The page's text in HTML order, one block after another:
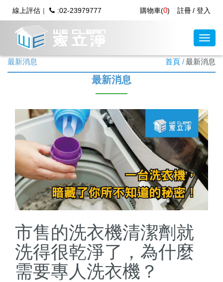
線上評估 :02-23979777 註冊 登入
購物車(0)
最新消息 首頁 最新消息
最新消息
市售的洗衣機清潔劑就
洗得很乾淨了，為什麼
需要專人洗衣機？